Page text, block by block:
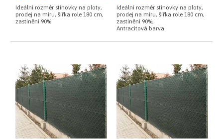
Ideální rozměr stínovky na ploty,
prodej na míru, šířka role 180 cm,
zastínění 90%
Ideální rozměr stínovky na ploty,
prodej na míru, šířka role 180 cm,
zastínění 90%,
Antracitová barva